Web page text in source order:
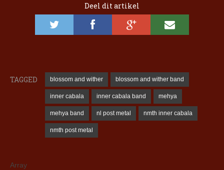
Deel dit artikel
TAGGED blossom and wither blossom and wither band
inner cabala inner cabala band mehya
mehya band nl post metal nmth inner cabala
nmth post metal
Array